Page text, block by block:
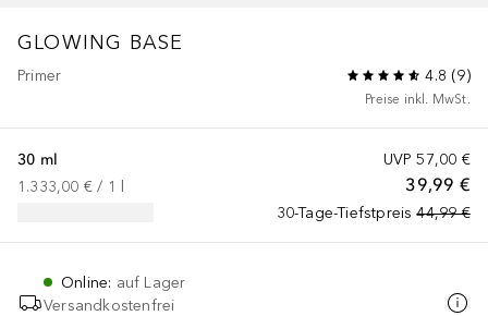
GLOWING BASE
Primer 4.8 (9)
Preise inkl. MwSt.
UVP 57,00 €
39,99 €
30-Tage-Tiefstpreis 44,99 €
30 ml
1.333,00 € / 1
Online: auf Lager
Versandkostenfrei